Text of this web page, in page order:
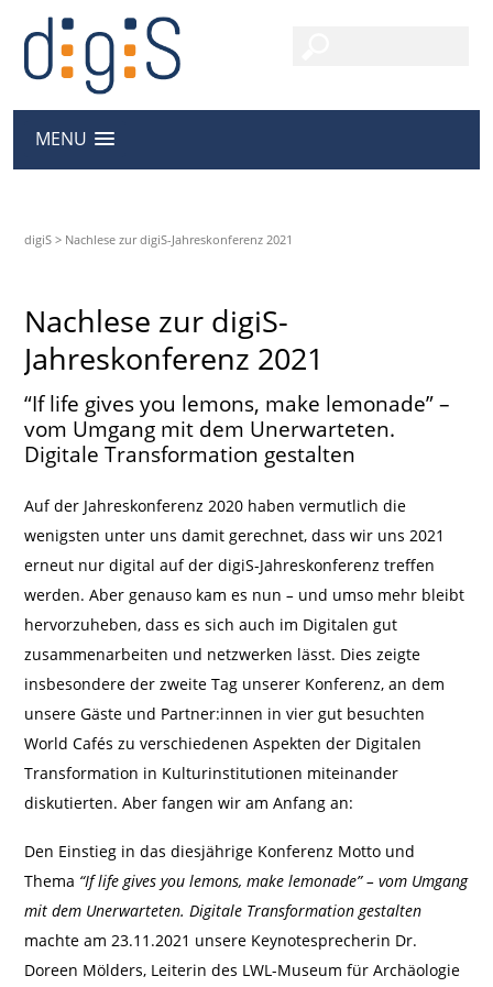
MENU
digiS > Nachlese zur digiS-Jahreskonferenz 2021
Nachlese zur digiS-
Jahreskonferenz 2021
“If life gives you lemons, make lemonade” –
vom Umgang mit dem Unerwarteten.
Digitale Transformation gestalten
Auf der Jahreskonferenz 2020 haben vermutlich die
wenigsten unter uns damit gerechnet, dass wir uns 2021
erneut nur digital auf der digiS-Jahreskonferenz treffen
werden. Aber genauso kam es nun– und umso mehr bleibt
hervorzuheben, dass es sich auch im Digitalen gut
zusammenarbeiten und netzwerken lässt. Dies zeigte
insbesondere der zweite Tag unserer Konferenz, an dem
unsere Gäste und Partner:innen in vier gut besuchten
World Cafés zu verschiedenen Aspekten der Digitalen
Transformation in Kulturinstitutionen miteinander
diskutierten. Aber fangen wir am Anfang an:
Den Einstieg in das diesjährige Konferenz Motto und
Thema “If life gives you lemons, make lemonade” – vom Umgang
mit dem Unerwarteten. Digitale Transformation gestalten
machte am 23.11.2021 unsere Keynotesprecherin Dr.
Doreen Mölders, Leiterin des LWL-Museum für Archäologie